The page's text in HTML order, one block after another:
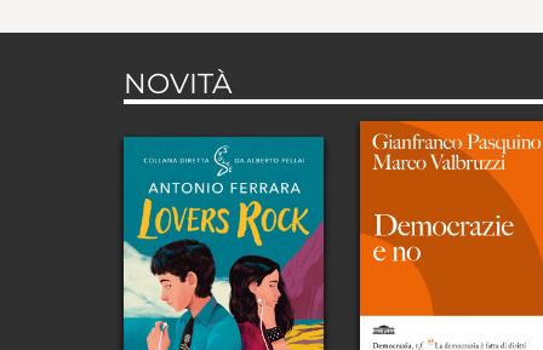
NOVITÀ